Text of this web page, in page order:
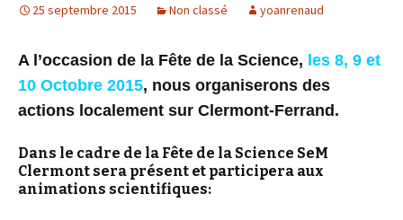
25 septembre 2015 Non classé yoanrenaud
A l’occasion de la Fête de la Science, les 8, 9 et
10 Octobre 2015, nous organiserons des
actions localement sur Clermont-Ferrand.
Dans le cadre de la Fête de la Science SeM
Clermont sera présent et participera aux
animations scientifiques: